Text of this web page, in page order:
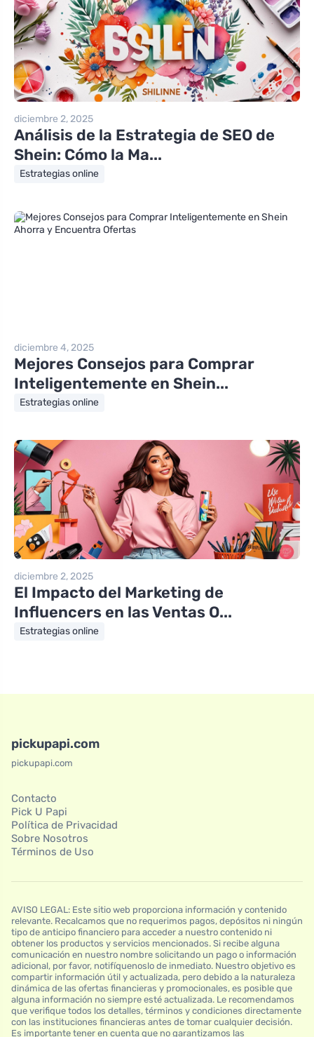
diciembre 2, 2025
Análisis de la Estrategia de SEO de
Shein: Cómo la Ma...
Estrategias online
diciembre 4, 2025
Mejores Consejos para Comprar
Inteligentemente en Shein...
Estrategias online
diciembre 2, 2025
El Impacto del Marketing de
Influencers en las Ventas O...
Estrategias online
pickupapi.com
pickupapi.com
Contacto
Pick U Papi
Política de Privacidad
Sobre Nosotros
Términos de Uso
AVISO LEGAL: Este sitio web proporciona información y contenido
relevante. Recalcamos que no requerimos pagos, depósitos ni ningún
tipo de anticipo financiero para acceder a nuestro contenido ni
obtener los productos y servicios mencionados. Si recibe alguna
comunicación en nuestro nombre solicitando un pago o información
adicional, por favor, notifíquenoslo de inmediato. Nuestro objetivo es
compartir información útil y actualizada, pero debido a la naturaleza
dinámica de las ofertas financieras y promocionales, es posible que
alguna información no siempre esté actualizada. Le recomendamos
que verifique todos los detalles, términos y condiciones directamente
con las instituciones financieras antes de tomar cualquier decisión.
Es importante tener en cuenta que no garantizamos las